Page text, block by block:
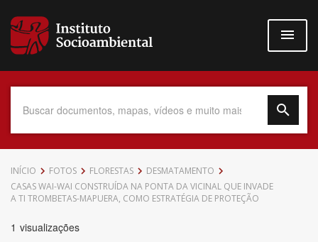
para
conteúdo
Data do Documento
INÍCIO FOTOS FLORESTAS
DESMATAMENTO
CASAS WAI-WAI CONSTRUÍDA NA PONTA DA VICINAL QUE INVADE
A TI TROMBETAS-MAPUERA, COMO ESTRATÉGIA DE PROTEÇÃO
1 visualizações